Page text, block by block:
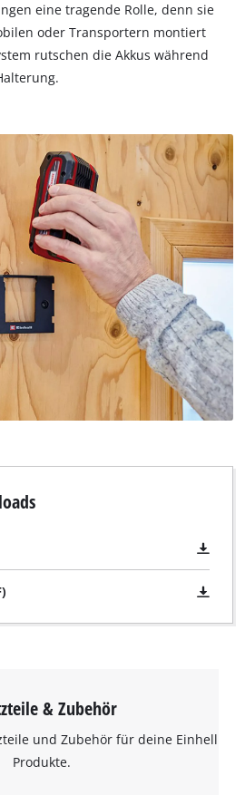
eine tragende Rolle, denn sie
oder Transportern montiert
rutschen die Akkus während
& Zubehör
und Zubehör für deine Einhell
Produkte.